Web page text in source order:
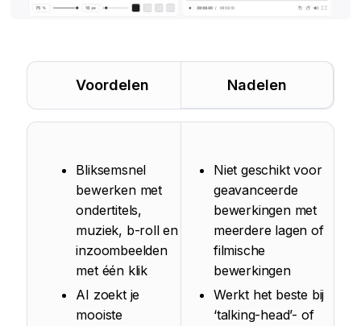
Voordelen Nadelen
Bliksemsnel
bewerken met
ondertitels,
muziek, b-roll en
inzoombeelden
met één klik
AI zoekt je
mooiste
Niet geschikt voor
geavanceerde
bewerkingen met
meerdere lagen of
filmische
bewerkingen
Werkt het beste bij
‘talking-head’- of